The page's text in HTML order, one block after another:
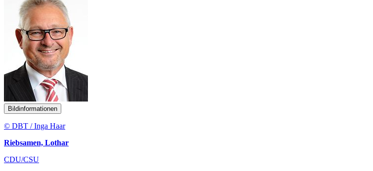
Bildinformationen
© DBT / Inga Haar
Riebsamen, Lothar
CDU/CSU